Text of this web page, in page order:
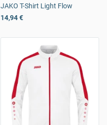
JAKO T-Shirt Light Flow
14,94 €